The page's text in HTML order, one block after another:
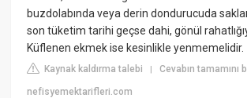
buzdolabında veya derin dondurucuda
son tüketim tarihi geçse dahi, gönül
Küflenen ekmek ise kesinlikle yenmemelidir.
Kaynak kaldırma talebi |Cevabın tamamını
nefisyemektarifleri.com